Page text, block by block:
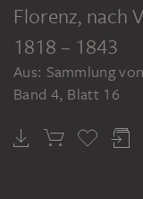
Florenz, nach
1818 – 1843
Aus: Sammlung
Band 4, Blatt 16